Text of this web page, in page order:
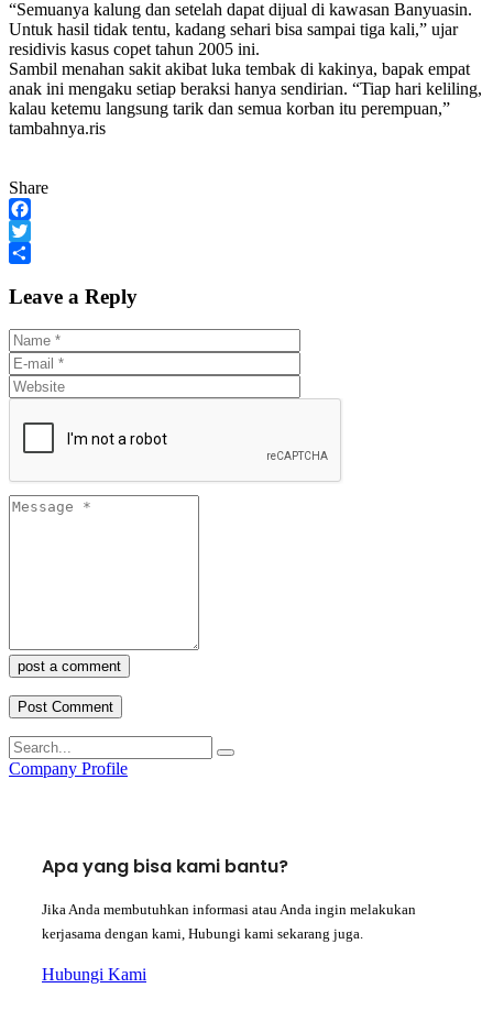
“Semuanya kalung dan setelah dapat dijual di kawasan Banyuasin.
Untuk hasil tidak tentu, kadang sehari bisa sampai tiga kali,” ujar
residivis kasus copet tahun 2005 ini.
Sambil menahan sakit akibat luka tembak di kakinya, bapak empat
anak ini mengaku setiap beraksi hanya sendirian. “Tiap hari keliling,
kalau ketemu langsung tarik dan semua korban itu perempuan,”
tambahnya.ris
Share
Facebook
Twitter
Leave a Reply
post a comment
Company Profile
Apa yang bisa kami bantu?
Jika Anda membutuhkan informasi atau Anda ingin melakukan
kerjasama dengan kami, Hubungi kami sekarang juga.
Hubungi Kami